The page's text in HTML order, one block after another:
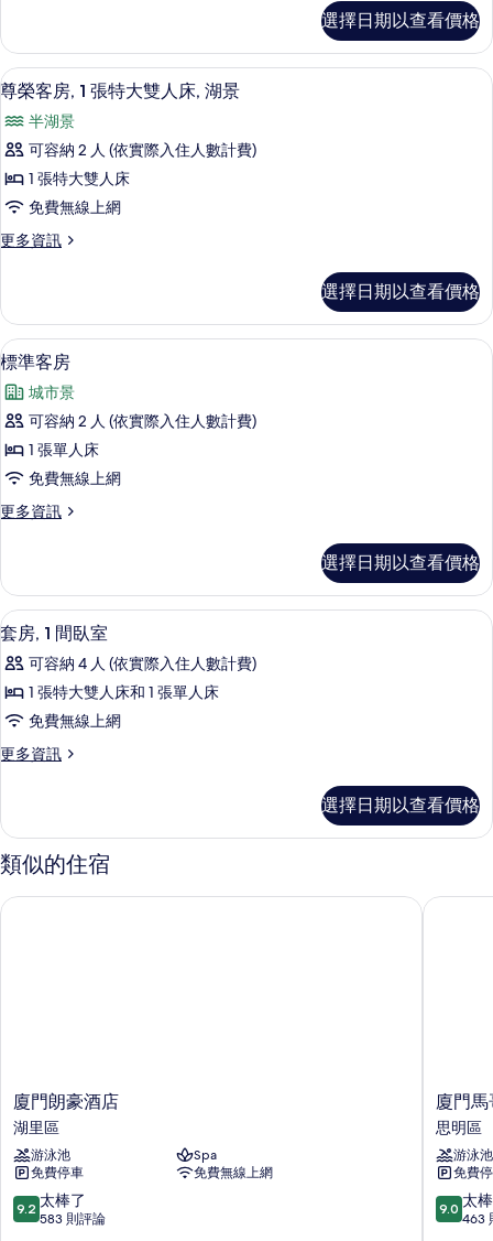
所
有
相
片
客
房
(Upgrade)
的
詳
情
選擇日期以查看價格
顯
示
尊
榮
客
房,
1
特
大
雙
人
床,
湖
景
的
相
片
尊榮客房, 1 張特大雙人床, 湖景 | 羽
5
尊榮客房, 1 張特大雙人床, 湖景
半湖景
可容納 2 人 (依實際入住人數計費)
1 張特大雙人床
免費無線上網
更多資訊
更
客
房,
1
特
大
人
床,
景
選擇日期以查看價格
顯
示
標
準
客
房
的
有
相
片
4
標準客房
城市景
可容納 2 人 (依實際入住人數計費)
1 張單人床
免費無線上網
更多資訊
更
客
房
的
情
選擇日期以查看價格
顯
示
套
房,
間
室
的
所
有
套房, 1 間臥室 | 羽絨被、免費迷你吧
6
套房, 1 間臥室
可容納 4 人 (依實際入住人數計費)
1 張特大雙人床和 1 張單人床
免費無線上網
更多資訊
更
1
間
臥
的
選擇日期以查看價格
類似的住宿
廈
門
朗
豪
酒
店
湖
廈門朗豪酒店
湖里區
游泳池
Spa
免費停車
免費無線上網
9.2
分，
9.2 太棒了
583 則評論
廈門朗豪酒店
廈
門
馬
哥
孛
羅
東
廈門
思明區
游泳池
免費
9.0
分，
9.0 太
463
廈門馬